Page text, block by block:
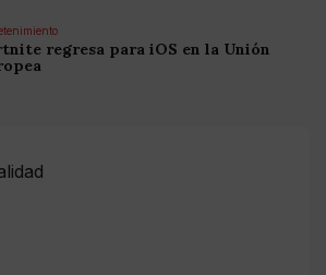
regresa para iOS en la Unión